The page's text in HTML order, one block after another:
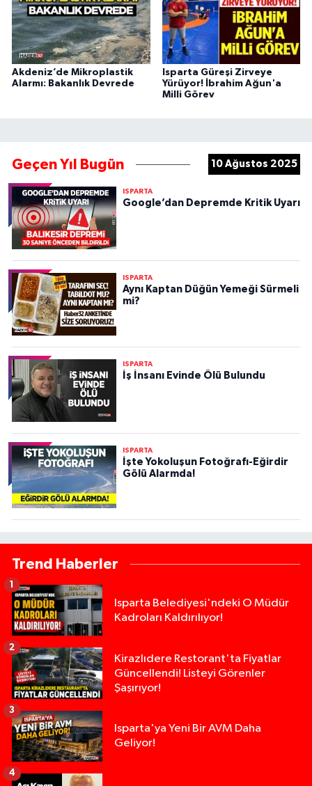
Akdeniz’de Mikroplastik
Alarmı: Bakanlık Devrede
Isparta Güreşi Zirveye
Yürüyor! İbrahim Ağun'a
Milli Görev
Geçen Yıl Bugün 10 Ağustos 2025
ISPARTA
Google’dan Depremde Kritik Uyarı
ISPARTA
Aynı Kaptan Düğün Yemeği Sürmeli
mi?
ISPARTA
İş İnsanı Evinde Ölü Bulundu
ISPARTA
İşte Yokoluşun Fotoğrafı-Eğirdir
Gölü Alarmda!
Trend Haberler
Isparta Belediyesi'ndeki O Müdür
Kadroları Kaldırılıyor!
1
Kirazlıdere Restorant'ta Fiyatlar
Güncellendi! Listeyi Görenler
Şaşırıyor!
2
Isparta'ya Yeni Bir AVM Daha
Geliyor!
3
4